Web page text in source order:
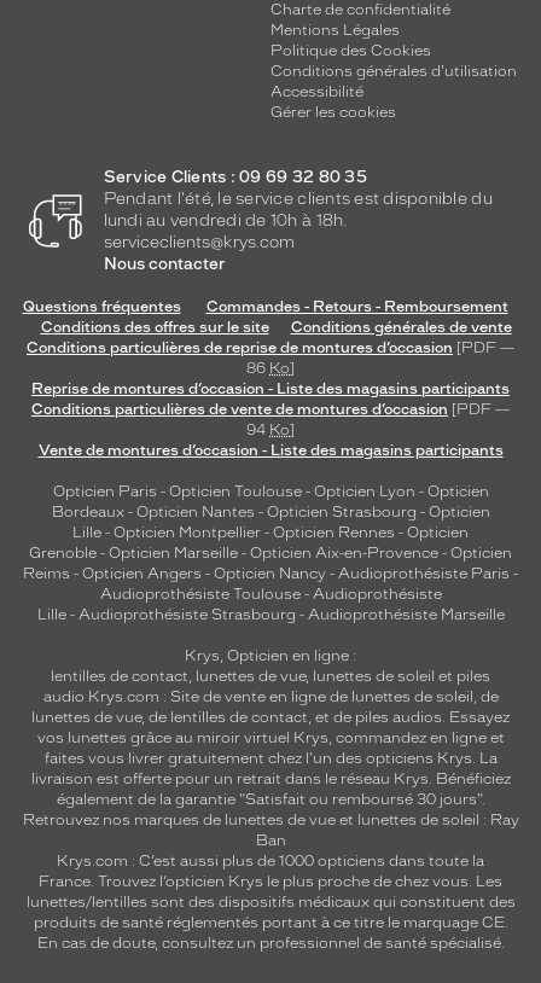
Charte de confidentialité
Mentions Légales
Politique des Cookies
Conditions générales d'utilisation
Accessibilité
Gérer les cookies
Service Clients : 09 69 32 80 35
Pendant l'été, le service clients est disponible du
lundi au vendredi de 10h à 18h.
serviceclients@krys.com
Nous contacter
Questions fréquentes
Commandes - Retours - Remboursement
Conditions des offres sur le site
Conditions générales de vente
Conditions particulières de reprise de montures d’occasion [PDF —
86 Ko]
Reprise de montures d’occasion - Liste des magasins participants
Conditions particulières de vente de montures d’occasion [PDF —
94 Ko]
Vente de montures d’occasion - Liste des magasins participants
Opticien Paris - Opticien Toulouse- Opticien Lyon - Opticien
Bordeaux- Opticien Nantes - Opticien Strasbourg - Opticien
Lille - Opticien Montpellier - Opticien Rennes - Opticien
Grenoble - Opticien Marseille - Opticien Aix-en-Provence - Opticien
Reims - Opticien Angers - Opticien Nancy - Audioprothésiste Paris -
Audioprothésiste Toulouse- Audioprothésiste
Lille- Audioprothésiste Strasbourg - Audioprothésiste Marseille
Krys, Opticien en ligne :
lentilles de contact, lunettes de vue, lunettes de soleil et piles
audio Krys.com : Site de vente en ligne de lunettes de soleil, de
lunettes de vue, de lentilles de contact, et de piles audios. Essayez
vos lunettes grâce au miroir virtuel Krys, commandez en ligne et
faites vous livrer gratuitement chez l'un des opticiens Krys. La
livraison est offerte pour un retrait dans le réseau Krys. Bénéficiez
également de la garantie "Satisfait ou remboursé 30 jours".
Retrouvez nos marques de lunettes de vue et lunettes de soleil : Ray
Ban
Krys.com : C’est aussi plus de 1000 opticiens dans toute la
France. Trouvez l’opticien Krys le plus proche de chez vous. Les
lunettes/lentilles sont des dispositifs médicaux qui constituent des
produits de santé réglementés portant à ce titre le marquage CE.
En cas de doute, consultez un professionnel de santé spécialisé.